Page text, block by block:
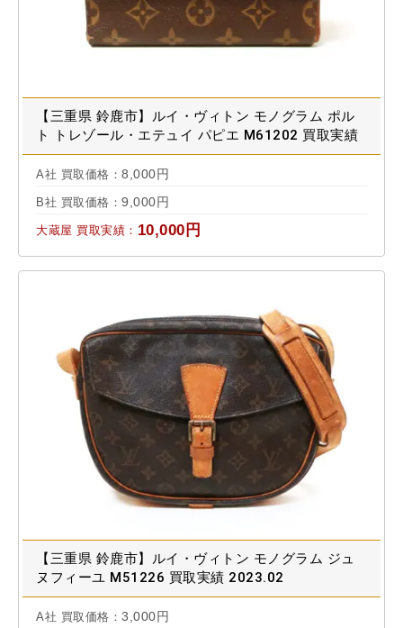
【三重県 鈴鹿市】ルイ・ヴィトン モノグラム ポル
ト トレゾール・エテュイ パピエ M61202 買取実績
2023.06
A社 買取価格： 8,000円
B社 買取価格： 9,000円
大蔵屋 買取実績： 10,000円
【三重県 鈴鹿市】ルイ・ヴィトン モノグラム ジュ
ヌフィーユ M51226 買取実績 2023.02
A社 買取価格： 3,000円